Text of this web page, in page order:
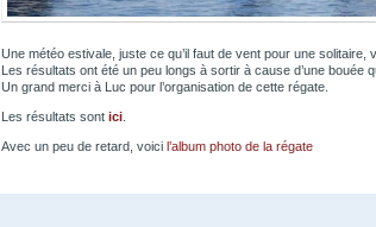
Une météo estivale, juste ce qu’il faut de vent pour une solitaire,
Les résultats ont été un peu longs à sortir à cause d’une bouée
Un grand merci à Luc pour l’organisation de cette régate.
Les résultats sont ici
Avec un peu de retard, voici l’album photo de la régate